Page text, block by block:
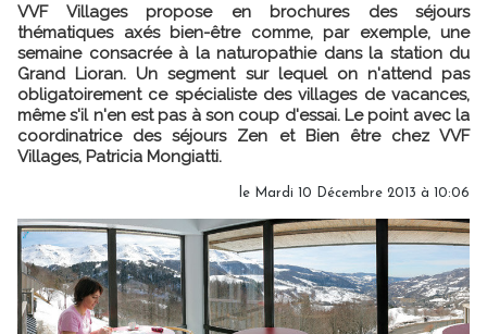
VVF Villages propose en brochures des séjours
thématiques axés bien-être comme, par exemple, une
semaine consacrée à la naturopathie dans la station du
Grand Lioran. Un segment sur lequel on n'attend pas
obligatoirement ce spécialiste des villages de vacances,
même s'il n'en est pas à son coup d'essai. Le point avec la
coordinatrice des séjours Zen et Bien être chez VVF
Villages, Patricia Mongiatti.
le Mardi 10 Décembre 2013 à 10:06